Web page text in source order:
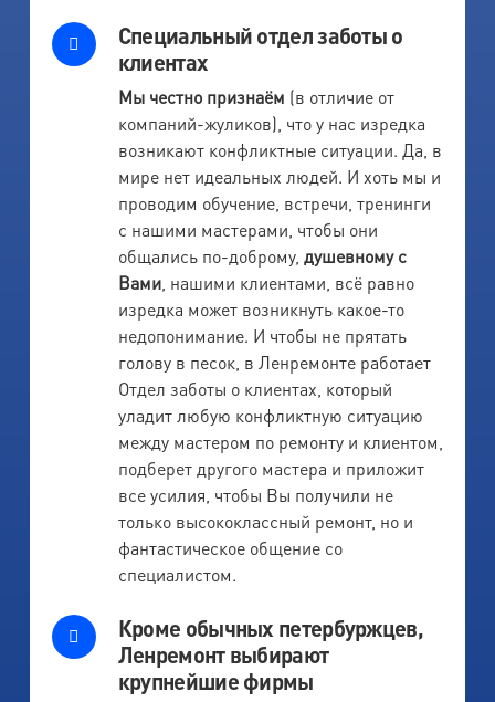
Специальный отдел заботы о
клиентах
Мы честно признаём (в отличие от
компаний-жуликов), что у нас изредка
возникают конфликтные ситуации. Да, в
мире нет идеальных людей. И хоть мы и
проводим обучение, встречи, тренинги
с нашими мастерами, чтобы они
общались по-доброму, душевному с
Вами, нашими клиентами, всё равно
изредка может возникнуть какое-то
недопонимание. И чтобы не прятать
голову в песок, в Ленремонте работает
Отдел заботы о клиентах, который
уладит любую конфликтную ситуацию
между мастером по ремонту и клиентом,
подберет другого мастера и приложит
все усилия, чтобы Вы получили не
только высококлассный ремонт, но и
фантастическое общение со
специалистом.
Кроме обычных петербуржцев,
Ленремонт выбирают
крупнейшие фирмы